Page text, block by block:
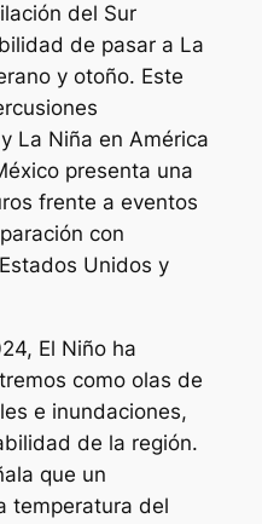
del Sur
de pasar a La
y otoño. Este
La Niña en América
presenta una
frente a eventos
con
Unidos y
El Niño ha
como olas de
e inundaciones,
de la región.
que un
temperatura del